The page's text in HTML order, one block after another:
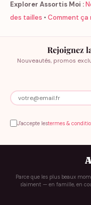
Explorer Assortis Moi :
des tailles • Comment ça
Rejoignez
Nouveautés, promos
J'accepte lestermes &
Parce que les plus beaux
s'aiment — en famille, en